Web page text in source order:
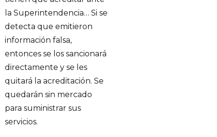
la Superintendencia… Si se
detecta que emitieron
información falsa,
entonces se los sancionará
directamente y se les
quitará la acreditación. Se
quedarán sin mercado
para suministrar sus
servicios.